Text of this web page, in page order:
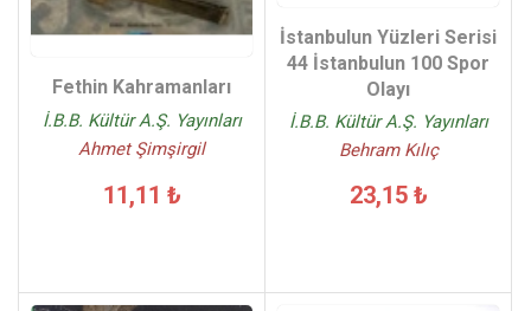
Fethin Kahramanları
İ.B.B. Kültür A.Ş. Yayınları
Ahmet Şimşirgil
11,11 ₺
İstanbulun Yüzleri Serisi
44 İstanbulun 100 Spor
Olayı
İ.B.B. Kültür A.Ş. Yayınları
Behram Kılıç
23,15 ₺